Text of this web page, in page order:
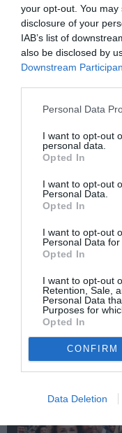
your opt-out. You
disclosure of your
IAB’s list of
also be disclosed by
Downstream
Personal Data
I want to opt-out
personal data.
Opted In
I want to opt-out
Personal Data.
Opted In
I want to opt-out
Personal Data for
Opted In
I want to opt-out
Retention, Sale,
Personal Data
Purposes for
Opted In
CONFIRM
Data Deletion
Αρχαιολογικό
Μουσείο
φως της
Πανσελήνου
Η Σιγκαπούρη
απαγορεύει την
είσοδο σε δύο
των Massive